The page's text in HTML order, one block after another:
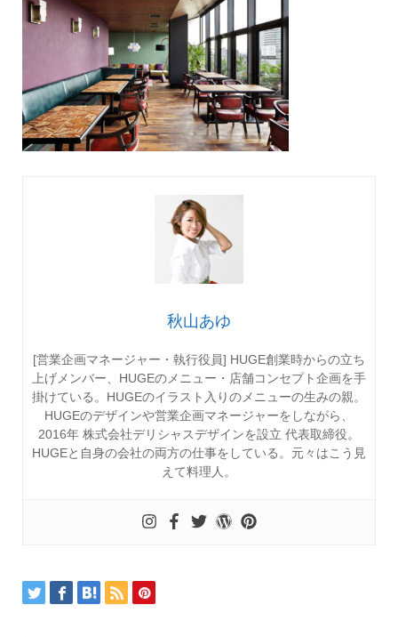
秋山あゆ
[営業企画マネージャー・執行役員] HUGE創業時からの立ち
上げメンバー、HUGEのメニュー・店舗コンセプト企画を手
掛けている。HUGEのイラスト入りのメニューの生みの親。
HUGEのデザインや営業企画マネージャーをしながら、
2016年 株式会社デリシャスデザインを設立 代表取締役。
HUGEと自身の会社の両方の仕事をしている。元々はこう見
えて料理人。